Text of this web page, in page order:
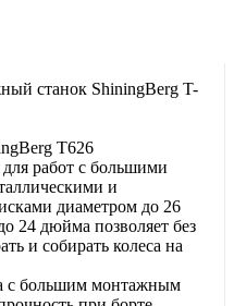
станок ShiningBerg T-
T626
работ с большими
и
диаметром до 26
24 дюйма позволяет без
и собирать колеса на
с большим монтажным